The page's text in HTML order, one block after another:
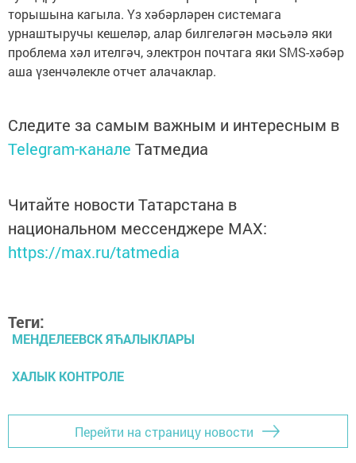
торышына кагыла. Үз хәбәрләрен системага
урнаштыручы кешеләр, алар билгеләгән мәсьәлә яки
проблема хәл ителгәч, электрон почтага яки SMS-хәбәр
аша үзенчәлекле отчет алачаклар.
Следите за самым важным и интересным в
Telegram-канале Татмедиа
Читайте новости Татарстана в
национальном мессенджере MАХ:
https://max.ru/tatmedia
Теги:
МЕНДЕЛЕЕВСК ЯЋАЛЫКЛАРЫ
ХАЛЫК КОНТРОЛЕ
Перейти на страницу новости